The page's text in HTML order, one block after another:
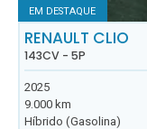
EM DESTAQUE
RENAULT CLIO
143CV - 5P
2025
9.000 km
Híbrido (Gasolina)